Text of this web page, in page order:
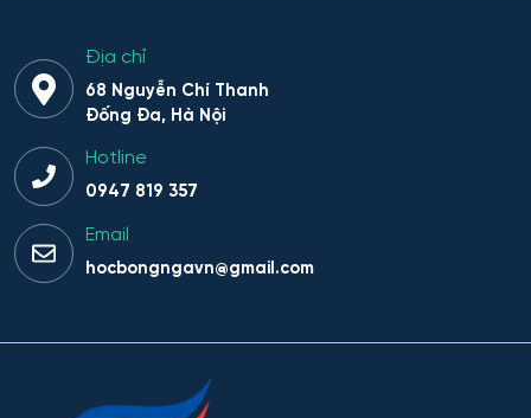
Hệ thống thông minh trong lĩnh vực nhân văn
Hệ thống thông tin
Hệ thống thông tin và Công nghệ
Hệ thống thông tin và công nghệ thông tin truyền
thông
Hệ thống trí tuệ nhân tạo trong lĩnh vực nhân văn – xã
Địa chỉ
68 Nguyễn Chí Thanh
Đống Đa, Hà Nội
Hotline
0947 819 357
Email
hocbongngavn@gmail.com